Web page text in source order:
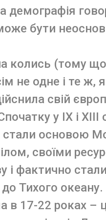
демографія
бути
колись (тому
не одне і те ж,
свій
у IX і XIII
основою
своїми
і фактично
Тихого
в 17-22 роках –